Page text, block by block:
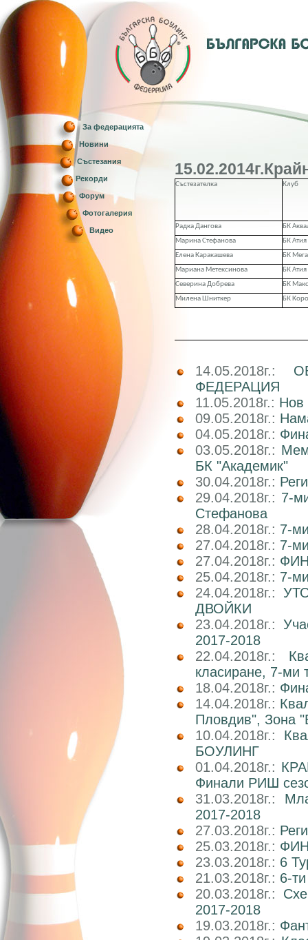
За федерацията
Новини
Състезания
Рекорди
Форум
Фотогалерия
Видео
Състезателка Клуб
Радка Дангова
БК
Марина Стефанова
БК Атия
Елена Каракашева
БК Мега
Мариана Метексинова
БК Атия
Северина Добрева
БК
Милена Шниткер
БК
14.05.2018г.:
ФЕДЕРАЦИЯ
11.05.2018г.: Нов
09.05.2018г.:
04.05.2018г.:
03.05.2018г.:
БК "Академик"
30.04.2018г.:
29.04.2018г.: 7-
Стефанова
28.04.2018г.: 7-
27.04.2018г.: 7-
27.04.2018г.:
25.04.2018г.: 7-
24.04.2018г.:
ДВОЙКИ
23.04.2018г.:
2017-2018
22.04.2018г.:
класиране, 7-ми
18.04.2018г.:
14.04.2018г.:
Пловдив", Зона
10.04.2018г.:
БОУЛИНГ
01.04.2018г.:
Финали РИШ
31.03.2018г.:
2017-2018
27.03.2018г.:
25.03.2018г.:
23.03.2018г.: 6
21.03.2018г.: 6-
20.03.2018г.:
2017-2018
19.03.2018г.: